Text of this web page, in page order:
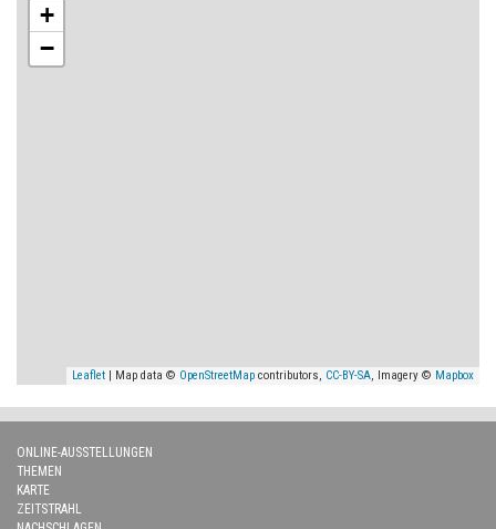
+
−
Leaflet | Map data © OpenStreetMap contributors, CC-BY-SA, Imagery © Mapbox
ONLINE-AUSSTELLUNGEN
THEMEN
KARTE
ZEITSTRAHL